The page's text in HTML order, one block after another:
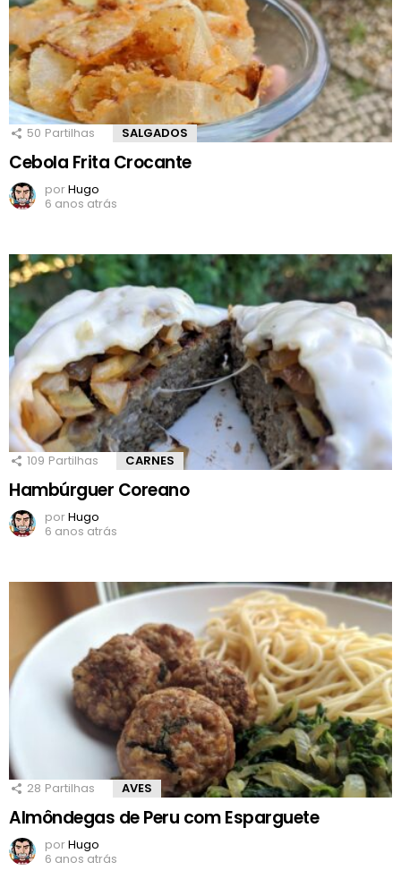
50 Partilhas SALGADOS
Cebola Frita Crocante
porHugo
6 anos atrás
109 Partilhas CARNES
Hambúrguer Coreano
porHugo
6 anos atrás
28 Partilhas AVES
Almôndegas de Peru com Esparguete
porHugo
6 anos atrás